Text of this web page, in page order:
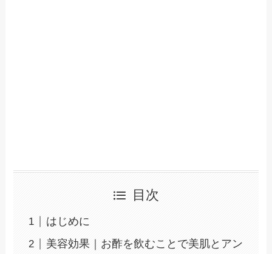
目次
はじめに
美容効果｜お酢を飲むことで美肌とアン